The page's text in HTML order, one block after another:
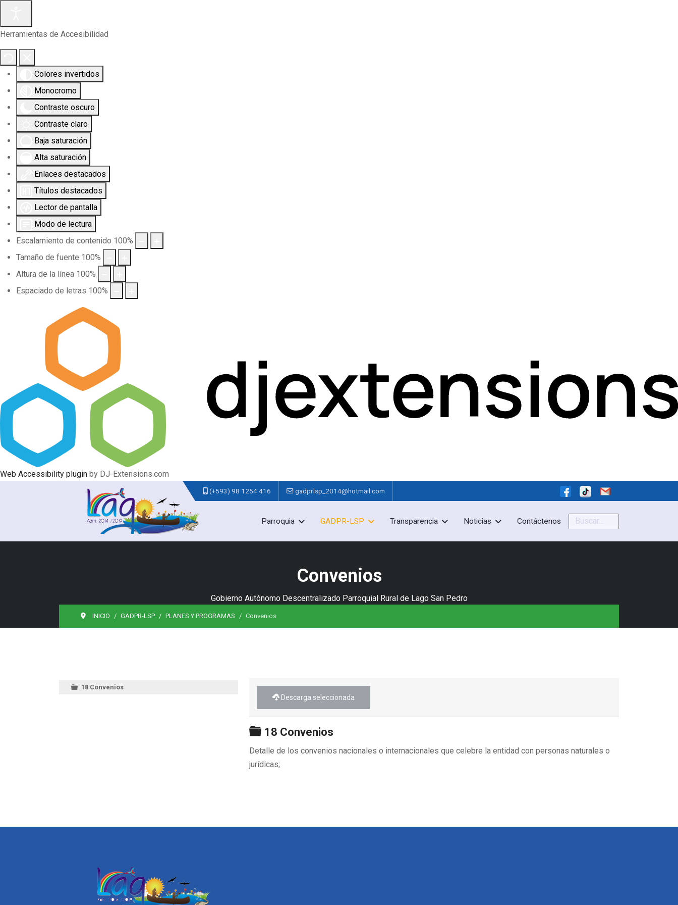
Herramientas de Accesibilidad
Colores invertidos
Monocromo
Contraste oscuro
Contraste claro
Baja saturación
Alta saturación
Enlaces destacados
Títulos destacados
Lector de pantalla
Modo de lectura
Escalamiento de contenido 100%
Tamaño de fuente 100%
Altura de la línea 100%
Espaciado de letras 100%
Web Accessibility plugin by DJ-Extensions.com
(+593) 98 1254 416 gadprlsp_2014@hotmail.com
Parroquia GADPR-LSP Transparencia Noticias Contáctenos Buscar
Convenios
Gobierno Autónomo Descentralizado Parroquial Rural de Lago San Pedro
INICIO GADPR-LSP PLANES Y PROGRAMAS Convenios
18 Convenios
Descarga seleccionada
Carpeta
18 Convenios
Detalle de los convenios nacionales o internacionales que celebre la entidad con personas naturales o
jurídicas;